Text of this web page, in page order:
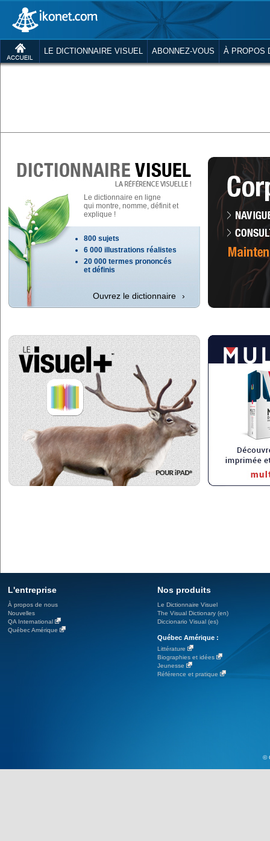
LE DICTIONNAIRE VISUEL ABONNEZ-VOUS À PROPOS
Ouvrez le dictionnaire ›
Le dictionnaire en ligne
qui montre, nomme, définit et
explique !
800 sujets
6 000 illustrations réalistes
20 000 termes prononcés
et définis
L'entreprise
À propos de nous
Nouvelles
QA International
Québec Amérique
Nos produits
Le Dictionnaire Visuel
The Visual Dictionary (en)
Diccionario Visual (es)
Québec Amérique :
Littérature
Biographies et idées
Jeunesse
Référence et pratique
©